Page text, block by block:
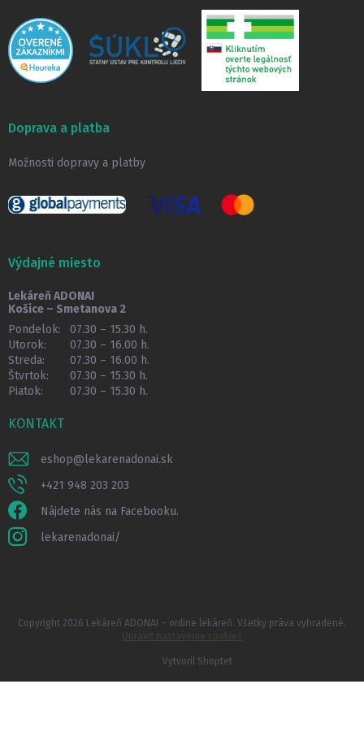
Doprava a platba
Možnosti dopravy a platby
Výdajné miesto
Lekáreň ADONAI
Košice – Smetanova 2
Pondelok:
07.30 – 15.30 h.
Utorok:
07.30 – 16.00 h.
Streda:
07.30 – 16.00 h.
Štvrtok:
07.30 – 15.30 h.
Piatok:
07.30 – 15.30 h.
KONTAKT
eshop@lekarenadonai.sk
+421 948 203 203
Nájdete nás na Facebooku.
lekarenadonai/
Vytvoril Shoptet
Copyright 2026 Lekáreň ADONAI – online lekáreň. Všetky práva vyhradené.
Upraviť nastavenie cookies